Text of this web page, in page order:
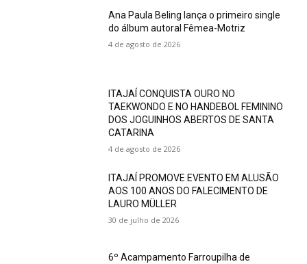
Ana Paula Beling lança o primeiro single
do álbum autoral Fêmea-Motriz
4 de agosto de 2026
ITAJAÍ CONQUISTA OURO NO
TAEKWONDO E NO HANDEBOL FEMININO
DOS JOGUINHOS ABERTOS DE SANTA
CATARINA
4 de agosto de 2026
ITAJAÍ PROMOVE EVENTO EM ALUSÃO
AOS 100 ANOS DO FALECIMENTO DE
LAURO MÜLLER
30 de julho de 2026
6º Acampamento Farroupilha de